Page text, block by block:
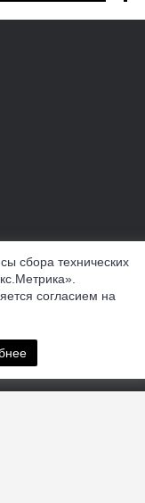
сбора технических
согласием на